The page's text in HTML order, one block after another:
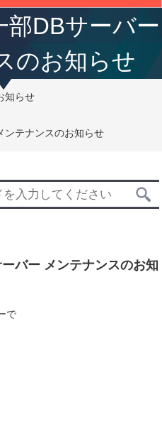
部DBサーバー
のお知らせ
知らせ
ンテナンスのお知らせ
バー メンテナンスのお知
で